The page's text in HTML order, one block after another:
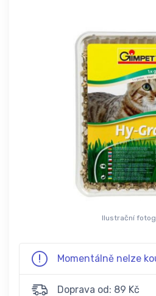
Ilustrační
Momentálně nelze
Doprava od: 89 Kč